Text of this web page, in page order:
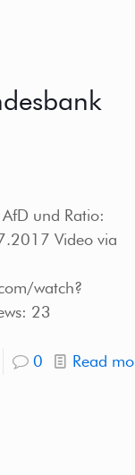
und Ratio:
Video via
watch?
23
0 Read